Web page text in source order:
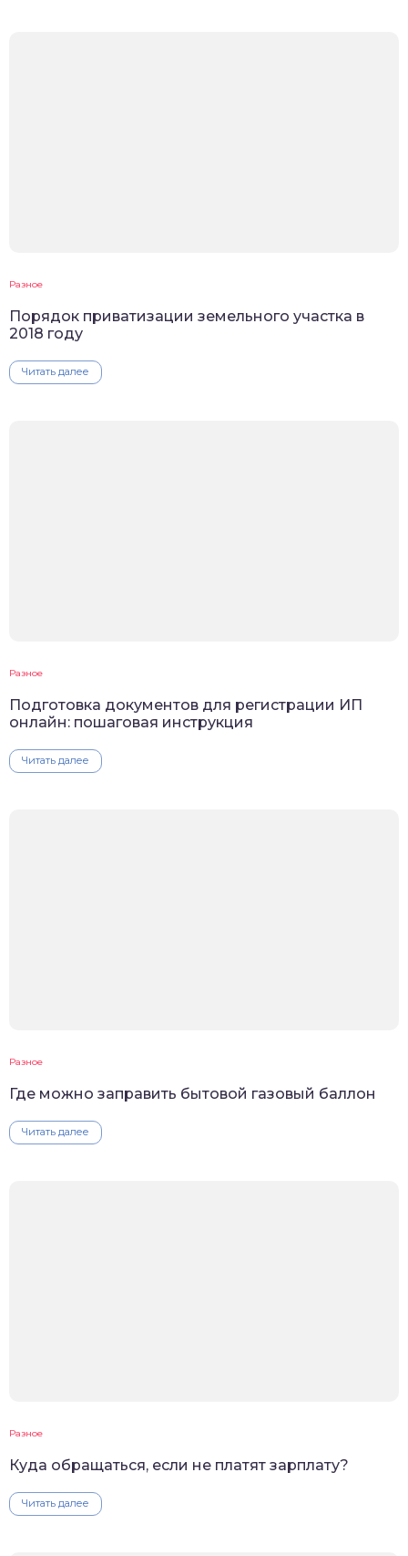
Разное
Порядок приватизации земельного участка в
2018 году
Читать далее
Разное
Подготовка документов для регистрации ИП
онлайн: пошаговая инструкция
Читать далее
Разное
Где можно заправить бытовой газовый баллон
Читать далее
Разное
Куда обращаться, если не платят зарплату?
Читать далее